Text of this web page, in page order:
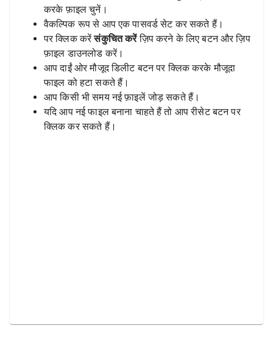
करके फ़ाइल चुनें।
वैकल्पिक रूप से आप एक पासवर्ड सेट कर सकते हैं।
पर क्लिक करेंसंकुचित करेंज़िप करने के लिए बटन और ज़िप
फ़ाइल डाउनलोड करें।
आप दाईं ओर मौजूद डिलीट बटन पर क्लिक करके मौजूदा
फाइल को हटा सकते हैं।
आप किसी भी समय नई फ़ाइलें जोड़ सकते हैं।
यदि आप नई फाइल बनाना चाहते हैं तो आप रीसेट बटन पर
क्लिक कर सकते हैं।